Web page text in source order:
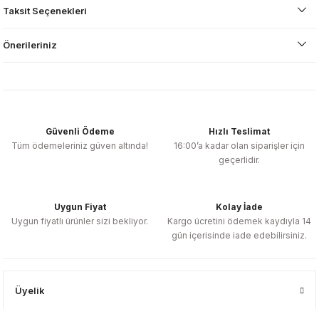
Taksit Seçenekleri
Önerileriniz
Güvenli Ödeme
Tüm ödemeleriniz güven altında!
Hızlı Teslimat
16:00’a kadar olan siparişler için
geçerlidir.
Uygun Fiyat
Uygun fiyatlı ürünler sizi bekliyor.
Kolay İade
Kargo ücretini ödemek kaydıyla 14
gün içerisinde iade edebilirsiniz.
Üyelik